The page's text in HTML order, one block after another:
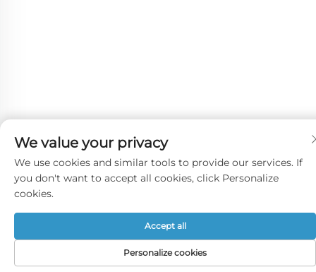
We value your privacy
We use cookies and similar tools to provide our services. If
you don't want to accept all cookies, click Personalize
cookies.
Personalize cookies
Accept all